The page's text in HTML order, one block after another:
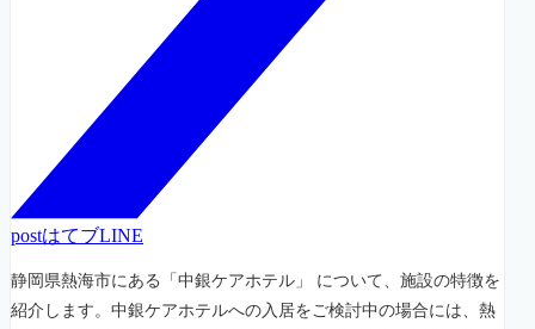
postはてブLINE
静岡県熱海市にある「中銀ケアホテル」 について、施設の特徴を
紹介します。中銀ケアホテルへの入居をご検討中の場合には、熱